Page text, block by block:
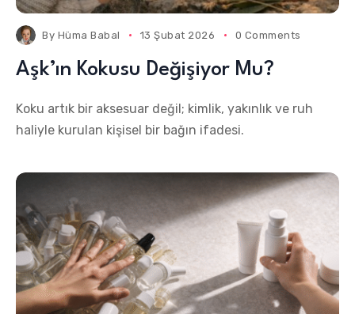
By Hüma Babal 13 Şubat 2026 0 Comments
Aşk’ın Kokusu Değişiyor Mu?
Koku artık bir aksesuar değil; kimlik, yakınlık ve ruh
haliyle kurulan kişisel bir bağın ifadesi.